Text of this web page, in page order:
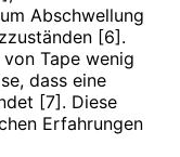
Abschwellung
[6].
Tape wenig
dass eine
[7]. Diese
Erfahrungen